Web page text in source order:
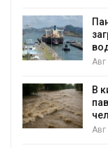
Авг
В
Авг